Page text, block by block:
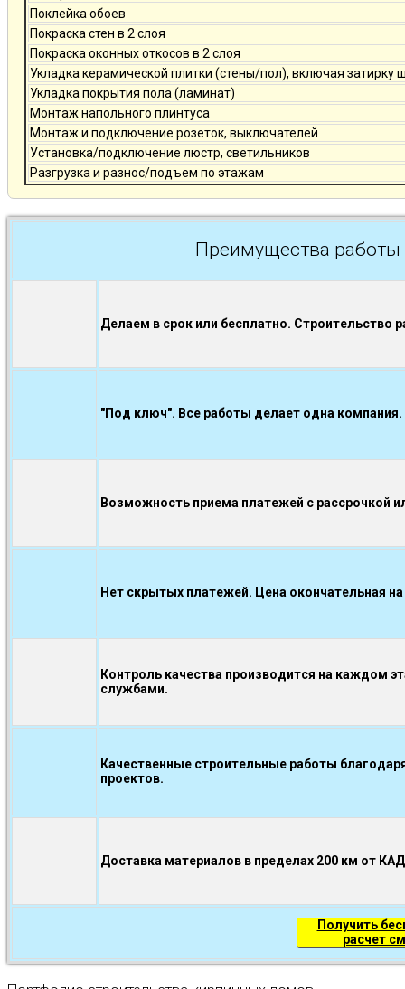
Поклейка обоев
Покраска стен в 2 слоя
Покраска оконных откосов в 2 слоя
Укладка керамической плитки (стены/пол), включая затирку
Укладка покрытия пола (ламинат)
Монтаж напольного плинтуса
Монтаж и подключение розеток, выключателей
Установка/подключение люстр, светильников
Разгрузка и разнос/подъем по этажам
Преимущества
Делаем в срок или бесплатно. Строительство
"Под ключ". Все работы делает одна компания.
Возможность приема платежей с рассрочкой
Нет скрытых платежей. Цена окончательная
Контроль качества производится на каждом
службами.
Качественные строительные работы
проектов.
Доставка материалов в пределах 200 км от
Получить
расчет